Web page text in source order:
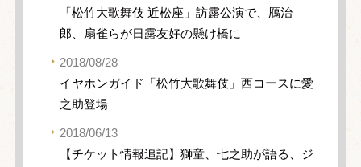
「松竹大歌舞伎 近松座」訪露公演で、鴈治
郎、扇雀らが日露友好の懸け橋に
2018/08/28
イヤホンガイド「松竹大歌舞伎」西コースに愛
之助登場
2018/06/13
【チケット情報追記】獅童、七之助が語る、ジ